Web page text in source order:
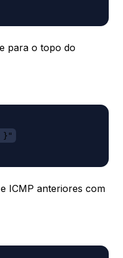
para o topo do
}"
ICMP anteriores com